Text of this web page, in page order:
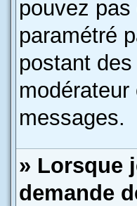
pouvez pas
paramétré
postant
messages.
» Lorsque
demande